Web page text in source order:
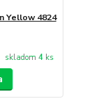
Yellow 4824
skladom 4 ks